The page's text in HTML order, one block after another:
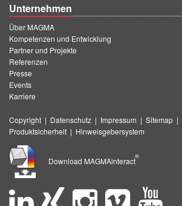
Unternehmen
Über MAGMA
Kompetenzen und Entwicklung
Partner und Projekte
Referenzen
Presse
Events
Karriere
Copyright | Datenschutz | Impressum | Sitemap |
Produktsicherheit | Hinweisgebersystem
Download MAGMAinteract
®